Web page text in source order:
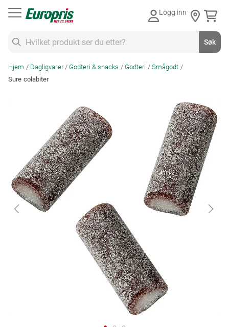
Logg inn
Søk
Hjem Dagligvarer Godteri & snacks Godteri
Smågodt
Sure colabiter
images
gallery